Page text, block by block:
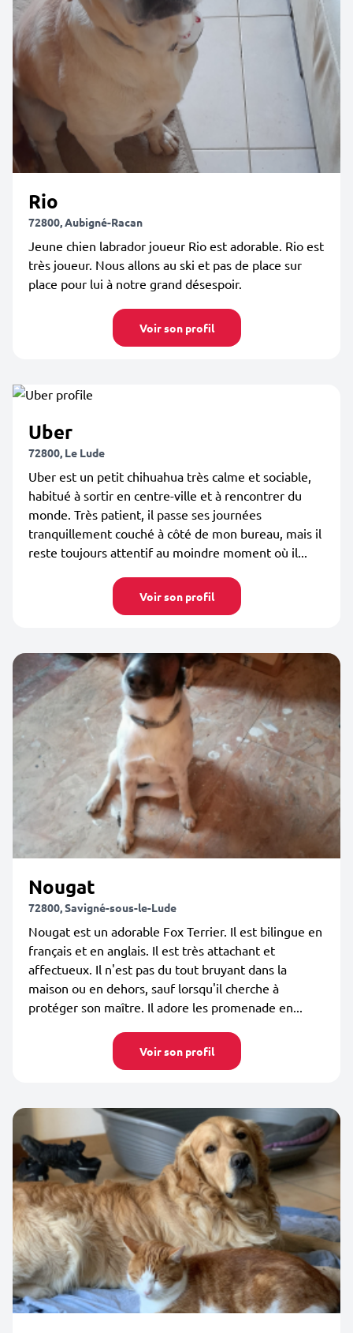
Rio
72800, Aubigné-Racan
Jeune chien labrador joueur Rio est adorable. Rio est
très joueur. Nous allons au ski et pas de place sur
place pour lui à notre grand désespoir.
Voir son profil
Uber
72800, Le Lude
Uber est un petit chihuahua très calme et sociable,
habitué à sortir en centre-ville et à rencontrer du
monde. Très patient, il passe ses journées
tranquillement couché à côté de mon bureau, mais il
reste toujours attentif au moindre moment où il...
Voir son profil
Nougat
72800, Savigné-sous-le-Lude
Nougat est un adorable Fox Terrier. Il est bilingue en
français et en anglais. Il est très attachant et
affectueux. Il n'est pas du tout bruyant dans la
maison ou en dehors, sauf lorsqu'il cherche à
protéger son maître. Il adore les promenade en...
Voir son profil